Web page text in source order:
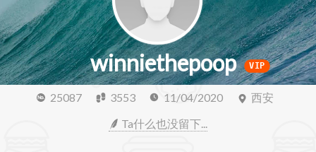
教程
论坛
VIP
winniethepoop VIP
25087 3553 11/04/2020
西安
Ta什么也没留下...